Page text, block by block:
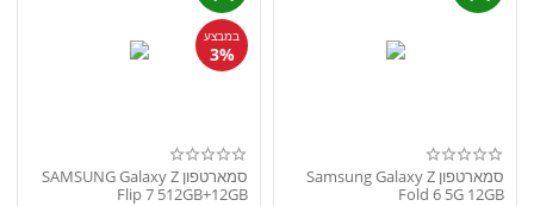
סמארטפון Samsung Galaxy Z
Fold 6 5G 12GB
במבצע
3%
סמארטפון SAMSUNG Galaxy Z
Flip 7 512GB+12GB